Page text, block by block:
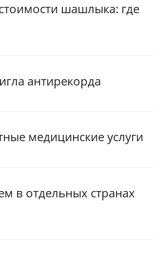
шашлыка: где
антирекорда
медицинские услуги
в отдельных странах